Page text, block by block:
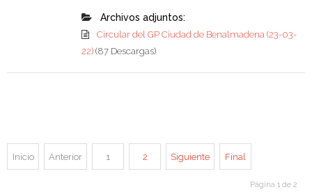
Archivos adjuntos:
Circular del GP Ciudad de Benalmadena (23-03-
22) (87 Descargas)
Inicio Anterior 1 2 Siguiente Final
Página 1 de 2